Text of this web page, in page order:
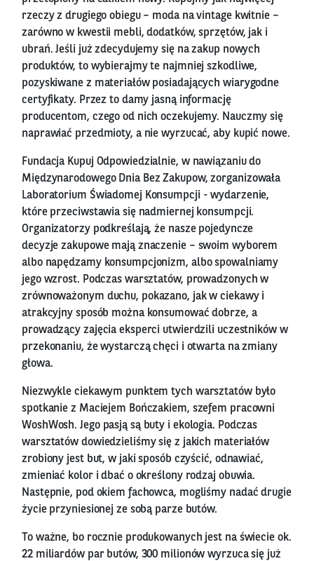
rzeczy z drugiego obiegu – moda na vintage kwitnie –
zarówno w kwestii mebli, dodatków, sprzętów, jak i
ubrań. Jeśli już zdecydujemy się na zakup nowych
produktów, to wybierajmy te najmniej szkodliwe,
pozyskiwane z materiałów posiadających wiarygodne
certyfikaty. Przez to damy jasną informację
producentom, czego od nich oczekujemy. Nauczmy się
naprawiać przedmioty, a nie wyrzucać, aby kupić nowe.
Fundacja Kupuj Odpowiedzialnie, w nawiązaniu do
Międzynarodowego Dnia Bez Zakupow, zorganizowała
Laboratorium Świadomej Konsumpcji - wydarzenie,
które przeciwstawia się nadmiernej konsumpcji.
Organizatorzy podkreślają, że nasze pojedyncze
decyzje zakupowe mają znaczenie – swoim wyborem
albo napędzamy konsumpcjonizm, albo spowalniamy
jego wzrost. Podczas warsztatów, prowadzonych w
zrównoważonym duchu, pokazano, jak w ciekawy i
atrakcyjny sposób można konsumować dobrze, a
prowadzący zajęcia eksperci utwierdzili uczestników w
przekonaniu, że wystarczą chęci i otwarta na zmiany
głowa.
Niezwykle ciekawym punktem tych warsztatów było
spotkanie z Maciejem Bończakiem, szefem pracowni
WoshWosh. Jego pasją są buty i ekologia. Podczas
warsztatów dowiedzieliśmy się z jakich materiałów
zrobiony jest but, w jaki sposób czyścić, odnawiać,
zmieniać kolor i dbać o określony rodzaj obuwia.
Następnie, pod okiem fachowca, mogliśmy nadać drugie
życie przyniesionej ze sobą parze butów.
To ważne, bo rocznie produkowanych jest na świecie ok.
22 miliardów par butów, 300 milionów wyrzuca się już